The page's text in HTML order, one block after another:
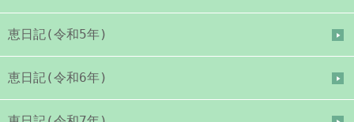
恵日記(令和5年)
恵日記(令和6年)